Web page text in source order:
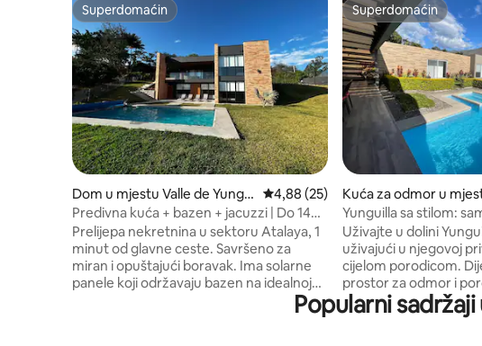
Superdomaćin
Superdomaćin
Dom u mjestu Valle de Yungui
lla
Prosječna ocjena: 4,88 od 5,
4,88 (25)
Predivna kuća + bazen + jacuzzi | Do 14
osoba
Prelijepa nekretnina u sektoru Atalaya, 1
minut od glavne ceste. Savršeno za
miran i opuštajući boravak. Ima solarne
panele koji održavaju bazen na idealnoj
krevetom, krevetima na sprat, kupatilom
Superdomaćin
Superdomaćin
Kuća za odmor u
de Yunguilla
Yunguilla sa stilom:
Uživajte u dolini
uživajući u njegovoj
cijelom porodicom. Dijelimo s vama naš
prostor za odmor i
tako da možete
vremena od Cuence.
Popularni